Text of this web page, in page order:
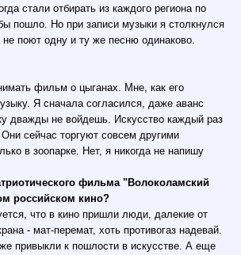
стали отбирать из каждого региона по
пошло. Но при записи музыки я столкнулся
поют одну и ту же песню одинаково.
фильм о цыганах. Мне, как его
Я сначала согласился, даже аванс
дважды не войдешь. Искусство каждый раз
сейчас торгуют совсем другими
в зоопарке. Нет, я никогда не напишу
фильма "Волоколамский
российском кино?
что в кино пришли люди, далекие от
- мат-перемат, хоть противогаз надевай.
привыкли к пошлости в искусстве. А еще